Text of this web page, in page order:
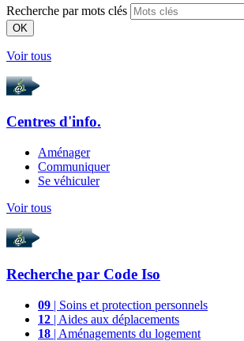
Recherche par mots clés
OK
Voir tous
Centres d'info.
Aménager
Communiquer
Se véhiculer
Voir tous
Recherche par Code Iso
09 | Soins et protection personnels
12 | Aides aux déplacements
18 | Aménagements du logement